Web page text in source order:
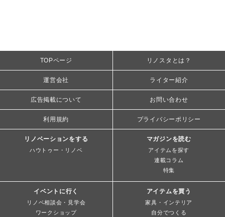
TOPページ リノスタとは？
運営会社 ライター紹介
広告掲載について お問い合わせ
利用規約 プライバシーポリシー
リノベーションをする
ハウトゥー・リノベ
マガジンを読む
アイテムを探す
連載コラム
特集
イベントに行く
リノベ相談会・見学会
ワークショップ
アイテムを買う
家具・インテリア
自分でつくる